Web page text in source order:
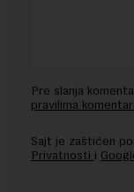
Pre slanja
pravilima
Sajt je zaštićen
Privatnosti i